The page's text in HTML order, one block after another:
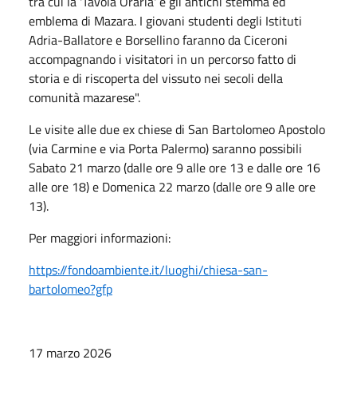
emblema di Mazara. I giovani studenti degli Istituti
Adria-Ballatore e Borsellino faranno da Ciceroni
accompagnando i visitatori in un percorso fatto di
storia e di riscoperta del vissuto nei secoli della
comunità mazarese".
Le visite alle due ex chiese di San Bartolomeo Apostolo
(via Carmine e via Porta Palermo) saranno possibili
Sabato 21 marzo (dalle ore 9 alle ore 13 e dalle ore 16
alle ore 18) e Domenica 22 marzo (dalle ore 9 alle ore
13).
Per maggiori informazioni:
https://fondoambiente.it/luoghi/chiesa-san-
bartolomeo?gfp
17 marzo 2026